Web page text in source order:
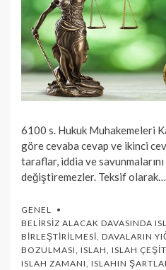
6100 s. Hukuk Muhakemeleri
göre cevaba cevap ve ikinci
taraflar, iddia ve
değiştiremezler. Teksif olarak…
GENEL
BELIRSIZ ALACAK DAVASINDA
BIRLEŞTIRILMESI, DAVALARIN
BOZULMASI, ISLAH, ISLAH
ISLAH ZAMANI, ISLAHIN